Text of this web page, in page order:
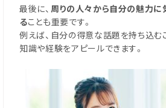
最後に、 周りの人々から自分の魅力に
ることも重要です。
例えば、自分の得意な話題を持ち込む
知識や経験をアピールできます。